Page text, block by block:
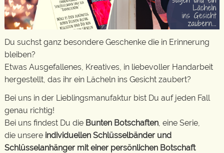
Du suchst ganz besondere Geschenke die in Erinnerung
bleiben?
Etwas Ausgefallenes, Kreatives, in liebevoller Handarbeit
hergestellt, das ihr ein Lächeln ins Gesicht zaubert?
Bei uns in der Lieblingsmanufaktur bist Du auf jeden Fall
genau richtig!
Bei uns findest Du die Bunten Botschaften, eine Serie,
die unsere individuellen Schlüsselbänder und
Schlüsselanhänger mit einer persönlichen Botschaft